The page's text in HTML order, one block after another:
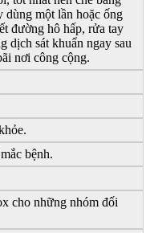
dùng một lần hoặc ống
đường hô hấp, rửa tay
dịch sát khuẩn ngay sau
nơi công cộng.
bệnh.
cho những nhóm đối